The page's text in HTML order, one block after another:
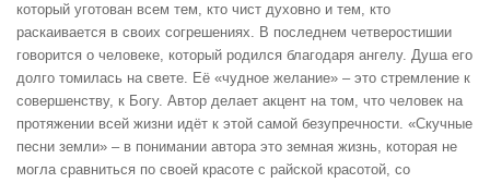
который уготован всем тем, кто чист духовно и тем, кто
раскаивается в своих согрешениях. В последнем четверостишии
говорится о человеке, который родился благодаря ангелу. Душа его
долго томилась на свете. Её «чудное желание» – это стремление к
совершенству, к Богу. Автор делает акцент на том, что человек на
протяжении всей жизни идёт к этой самой безупречности. «Скучные
песни земли» – в понимании автора это земная жизнь, которая не
могла сравниться по своей красоте с райской красотой, со